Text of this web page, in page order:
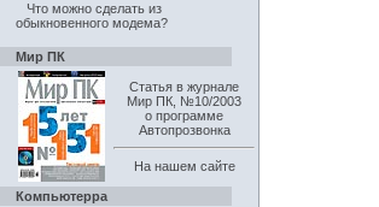
Что можно сделать из
обыкновенного модема?
Мир ПК
Статья в журнале
Мир ПК, №10/2003
о программе
Автопрозвонка
На нашем сайте
Компьютерра